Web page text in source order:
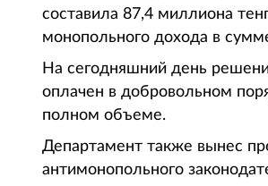
составила 87,4 миллиона
монопольного дохода в
На сегодняшний день
оплачен в добровольном
полном объеме.
Департамент также вынес
антимонопольного